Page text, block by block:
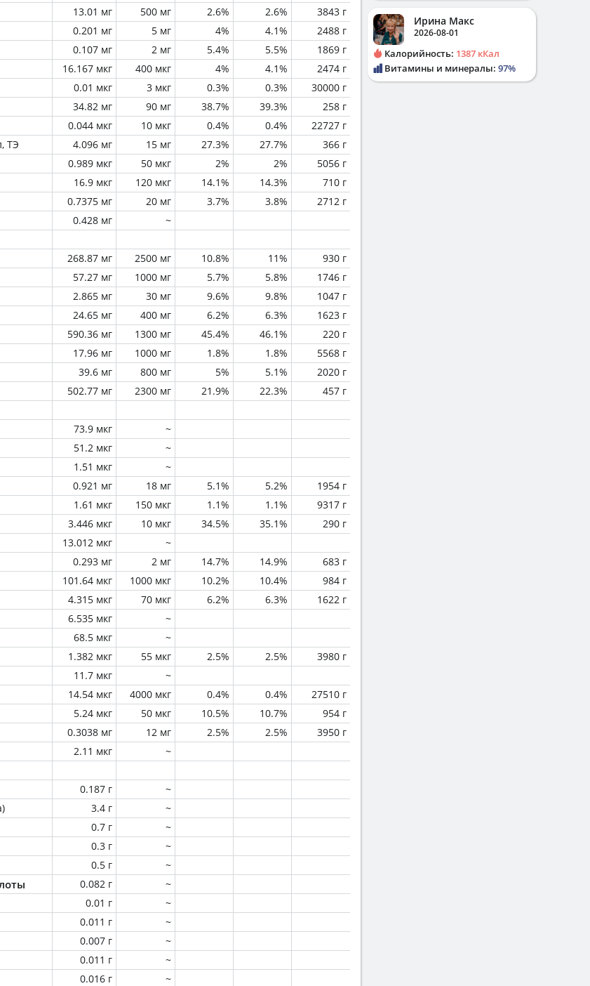
13.01 мг 500 мг 2.6% 2.6%
3843 г
0.201 мг 5 мг 4% 4.1%
2488 г
0.107 мг 2 мг 5.4% 5.5%
1869 г
16.167 мкг 400 мкг 4% 4.1%
2474 г
0.01 мкг 3 мкг 0.3% 0.3%
30000 г
34.82 мг 90 мг 38.7% 39.3%
258 г
0.044 мкг 10 мкг 0.4% 0.4%
22727 г
ТЭ
4.096 мг 15 мг 27.3% 27.7%
366 г
0.989 мкг 50 мкг 2% 2%
5056 г
16.9 мкг 120 мкг 14.1% 14.3%
710 г
0.7375 мг 20 мг 3.7% 3.8%
2712 г
0.428 мг ~
268.87 мг 2500 мг 10.8% 11%
930 г
57.27 мг 1000 мг 5.7% 5.8%
1746 г
2.865 мг 30 мг 9.6% 9.8%
1047 г
24.65 мг 400 мг 6.2% 6.3%
1623 г
590.36 мг 1300 мг 45.4% 46.1%
220 г
17.96 мг 1000 мг 1.8% 1.8%
5568 г
39.6 мг 800 мг 5% 5.1%
2020 г
502.77 мг 2300 мг 21.9% 22.3% 457 г
73.9 мкг
~
51.2 мкг
~
1.51 мкг
~
0.921 мг 18 мг 5.1% 5.2%
1954 г
1.61 мкг 150 мкг 1.1% 1.1%
9317 г
3.446 мкг 10 мкг 34.5% 35.1%
290 г
13.012 мкг
~
0.293 мг 2 мг 14.7% 14.9%
683 г
101.64 мкг 1000 мкг 10.2% 10.4%
984 г
4.315 мкг 70 мкг 6.2% 6.3%
1622 г
6.535 мкг
~
68.5 мкг
~
1.382 мкг 55 мкг 2.5% 2.5%
3980 г
11.7 мкг
~
14.54 мкг 4000 мкг 0.4% 0.4%
27510 г
5.24 мкг 50 мкг 10.5% 10.7%
954 г
0.3038 мг 12 мг 2.5% 2.5%
3950 г
2.11 мкг ~
0.187 г
~
3.4 г
~
0.7 г
~
0.3 г
~
0.5 г ~
0.082 г
~
0.01 г
~
0.011 г
~
0.007 г
~
0.011 г
~
0.016 г ~
Ирина Макс
2026-08-01
Калорийность: 1387 кКал
Витамины и минералы: 97%